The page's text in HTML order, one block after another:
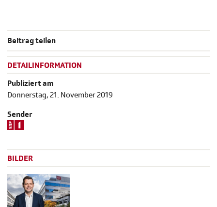
Beitrag teilen
DETAILINFORMATION
Publiziert am
Donnerstag, 21. November 2019
Sender
BILDER